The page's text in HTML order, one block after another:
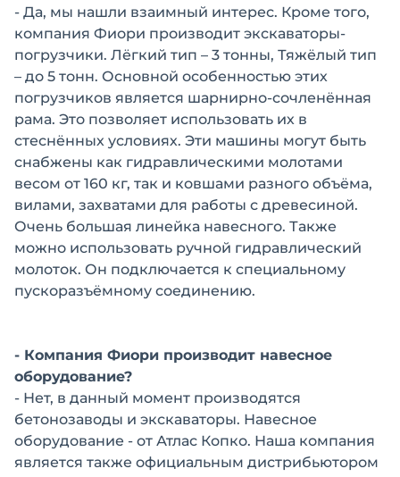
- Да, мы нашли взаимный интерес. Кроме того,
компания Фиори производит экскаваторы-
погрузчики. Лёгкий тип – 3 тонны, Тяжёлый тип
– до 5 тонн. Основной особенностью этих
погрузчиков является шарнирно-сочленённая
рама. Это позволяет использовать их в
стеснённых условиях. Эти машины могут быть
снабжены как гидравлическими молотами
весом от 160 кг, так и ковшами разного объёма,
вилами, захватами для работы с древесиной.
Очень большая линейка навесного. Также
можно использовать ручной гидравлический
молоток. Он подключается к специальному
пускоразъёмному соединению.
- Компания Фиори производит навесное
оборудование?
- Нет, в данный момент производятся
бетонозаводы и экскаваторы. Навесное
оборудование - от Атлас Копко. Наша компания
является также официальным дистрибьютором